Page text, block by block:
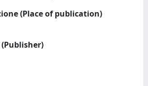
(Place of publication)